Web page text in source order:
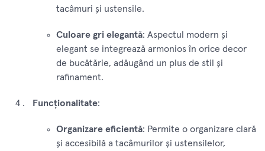
tacâmuri și ustensile.
Culoare gri elegantă: Aspectul modern și
elegant se integrează armonios în orice decor
de bucătărie, adăugând un plus de stil și
rafinament.
Funcționalitate:
Organizare eficientă: Permite o organizare clară
și accesibilă a tacâmurilor și ustensilelor,